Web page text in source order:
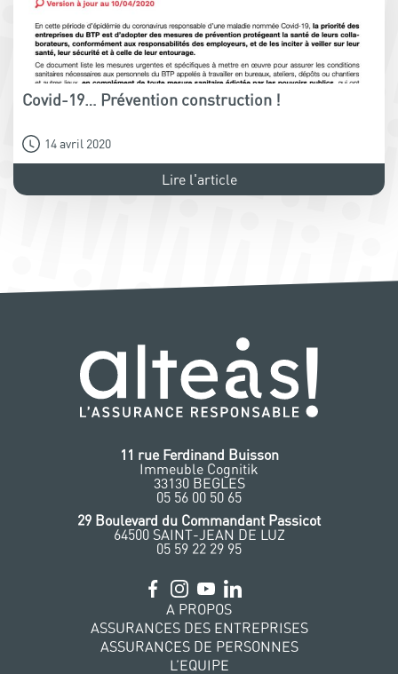
Covid-19… Prévention construction !
14 avril 2020
Lire l'article
11 rue Ferdinand Buisson
Immeuble Cognitik
33130 BEGLES
‭05 56 00 50 65
‭29 Boulevard du Commandant Passicot
64500 SAINT-JEAN DE LUZ
05 59 22 29 95
A PROPOS
ASSURANCES DES ENTREPRISES
ASSURANCES DE PERSONNES
L’EQUIPE